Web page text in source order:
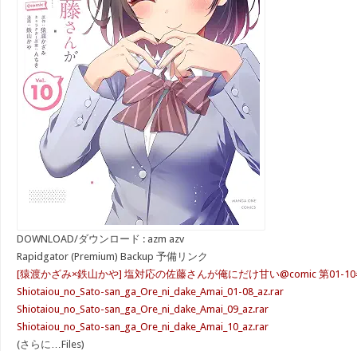
DOWNLOAD/ダウンロード : azm azv
Rapidgator (Premium) Backup 予備リンク
[猿渡かざみ×鉄山かや] 塩対応の佐藤さんが俺にだけ甘い@comic 第01-
Shiotaiou_no_Sato-san_ga_Ore_ni_dake_Amai_01-08_az.rar
Shiotaiou_no_Sato-san_ga_Ore_ni_dake_Amai_09_az.rar
Shiotaiou_no_Sato-san_ga_Ore_ni_dake_Amai_10_az.rar
(さらに…Files)